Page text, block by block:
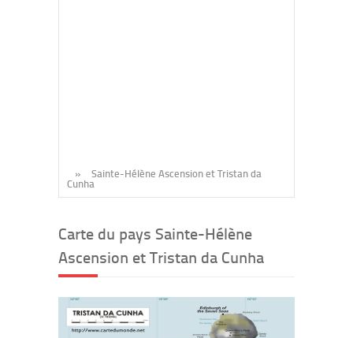
» Sainte-Hélène Ascension et Tristan da
Cunha
Carte du pays Sainte-Hélène
Ascension et Tristan da Cunha